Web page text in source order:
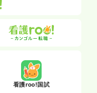
看護roo!国試